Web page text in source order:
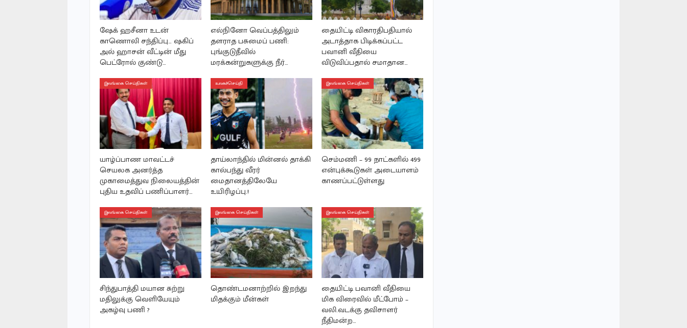
ஷேக் ஹசீனா உடன்
காணொலி சந்திப்பு… ஷகிப்
அல் ஹாசன் வீட்டின் மீது
பெட்ரோல் குண்டு…
எல்நினோ வெப்பத்திலும்
தளராத பசுமைப் பணி:
புங்குடுதீவில்
மரக்கன்றுகளுக்கு நீர்…
தையிட்டி விகாரதிபதியால்
அடாத்தாக பிடிக்கப்பட்ட
பவானி வீதியை
விடுவிப்பதால் சமாதான…
இலங்கை செய்திகள்
யாழ்ப்பாண மாவட்டச்
செயலக அனர்த்த
முகாமைத்துவ நிலையத்தின்
புதிய உதவிப் பணிப்பாளர்…
உலகச்செய்தி
தாய்லாந்தில் மின்னல் தாக்கி
கால்பந்து வீரர்
மைதானத்திலேயே
உயிரிழப்பு.!
இலங்கை செய்திகள்
செம்மணி – 99 நாட்களில் 499
என்புக்கூடுகள் அடையாளம்
காணப்பட்டுள்ளது
இலங்கை செய்திகள்
சிந்துபாத்தி மயான சுற்று
மதிலுக்கு வெளியேயும்
அகழ்வு பணி ?
இலங்கை செய்திகள்
தொண்டமனாற்றில் இறந்து
மிதக்கும் மீன்கள்
இலங்கை செய்திகள்
தையிட்டி பவானி வீதியை
மிக விரைவில் மீட்போம் –
வலி.வடக்கு தவிசாளர்
நீதிமன்ற…